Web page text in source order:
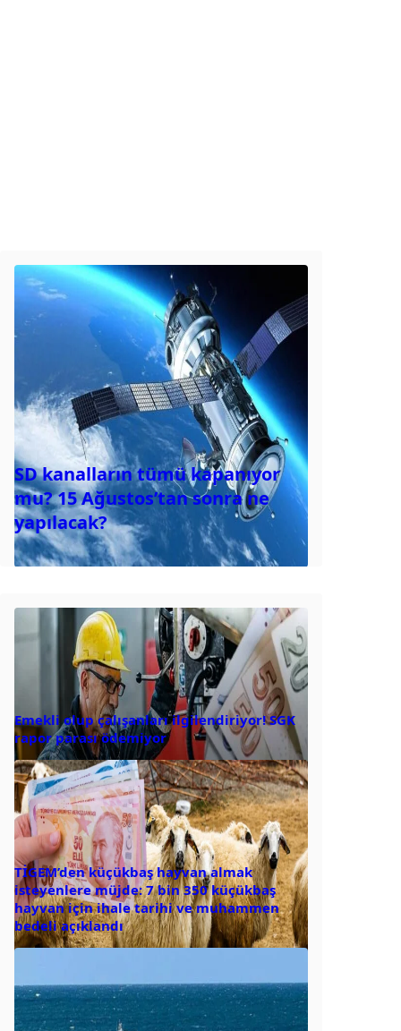
SD kanalların tümü kapanıyor
mu? 15 Ağustos’tan sonra ne
yapılacak?
Emekli olup çalışanları ilgilendiriyor! SGK
rapor parası ödemiyor
TİGEM’den küçükbaş hayvan almak
isteyenlere müjde: 7 bin 350 küçükbaş
hayvan için ihale tarihi ve muhammen
bedeli açıklandı